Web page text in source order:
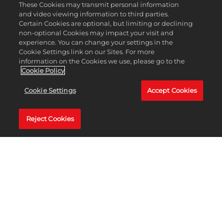
These Cookies may transmit personal information
and video viewing information to third parties.
Certain Cookies are optional, but limiting or declining
non-optional Cookies may impact your visit and
experience. You can change your settings in the
Cookie Settings link on our Sites. For more
information on the Cookies we use, please go to the
Cookie Policy
Cookie Settings Accept Cookies
Reject Cookies